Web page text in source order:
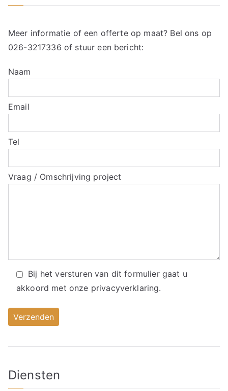
Meer informatie of een offerte op maat? Bel ons op
026-3217336 of stuur een bericht:
Naam
Email
Tel
Vraag / Omschrijving project
Bij het versturen van dit formulier gaat u
akkoord met onze privacyverklaring.
Diensten